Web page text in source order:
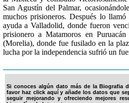
San Agustín del Palmar,
muchos prisioneros. Después lo
ayuda a Valladolid, donde fueron
prisionero a Matamoros en
(Morelia), donde fue fusilado en la
lucha por la independencia sufrió un
Si conoces algún dato más de la Biografia
favor haz click aquí y añade los datos que
seguir mejorando y ofreciendo mejores